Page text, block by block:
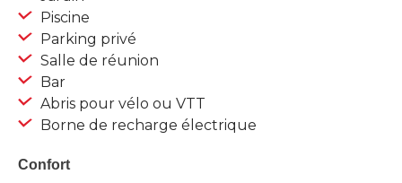
Piscine
Parking privé
Salle de réunion
Bar
Abris pour vélo ou VTT
Borne de recharge électrique
Confort